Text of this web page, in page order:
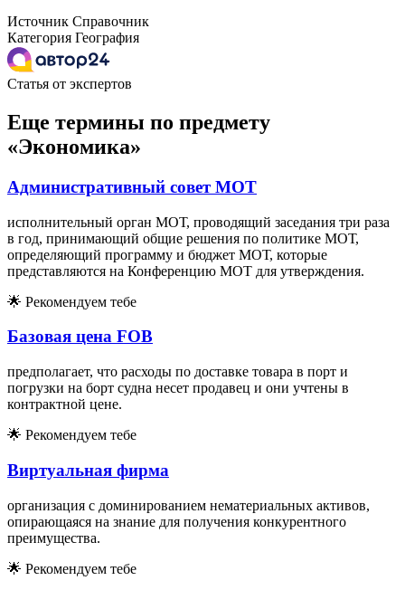
Источник Справочник
Категория География
Статья от экспертов
Еще термины по предмету
«Экономика»
Административный совет МОТ
исполнительный орган МОТ, проводящий заседания три раза
в год, принимающий общие решения по политике МОТ,
определяющий программу и бюджет МОТ, которые
представляются на Конференцию МОТ для утверждения.
🌟 Рекомендуем тебе
Базовая цена FOB
предполагает, что расходы по доставке товара в порт и
погрузки на борт судна несет продавец и они учтены в
контрактной цене.
🌟 Рекомендуем тебе
Виртуальная фирма
организация с доминированием нематери­альных активов,
опирающаяся на знание для получения конкурентно­го
преимущества.
🌟 Рекомендуем тебе